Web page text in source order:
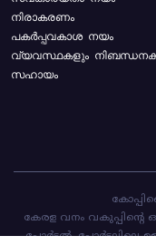
നിരാകരണം
പകർപ്പവകാശ നയം
വ്യവസ്ഥകളും
സഹായം
കേരള വനം വകുപ്പിന്റെ
പോർട്ടൽ. പോർട്ടലിലെ